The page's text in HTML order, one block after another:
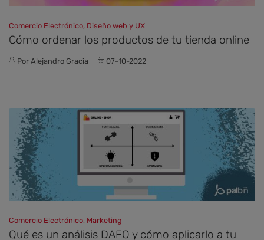
Comercio Electrónico, Diseño web y UX
Cómo ordenar los productos de tu tienda online
Por Alejandro Gracia 07-10-2022
Comercio Electrónico, Marketing
Qué es un análisis DAFO y cómo aplicarlo a tu